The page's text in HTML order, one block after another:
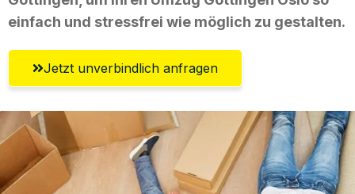
einfach und stressfrei wie möglich zu gestalten.
Jetzt unverbindlich anfragen